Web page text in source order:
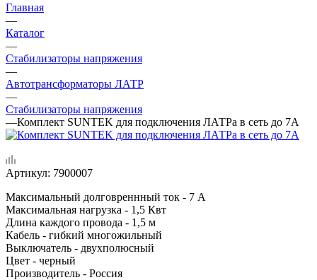
Главная
—
Каталог
—
Стабилизаторы напряжения
—
Автотрансформаторы ЛАТР
—
Стабилизаторы напряжения
—Комплект SUNTEK для подключения ЛАТРа в сеть до 7А
Артикул: 7900007
Максимальный долговреннный ток - 7 А
Максимальная нагрузка - 1,5 Квт
Длина каждого провода - 1,5 м
Кабель - гибкий многожильный
Выключатель - двухполюсный
Цвет - черный
Производитель - Россия